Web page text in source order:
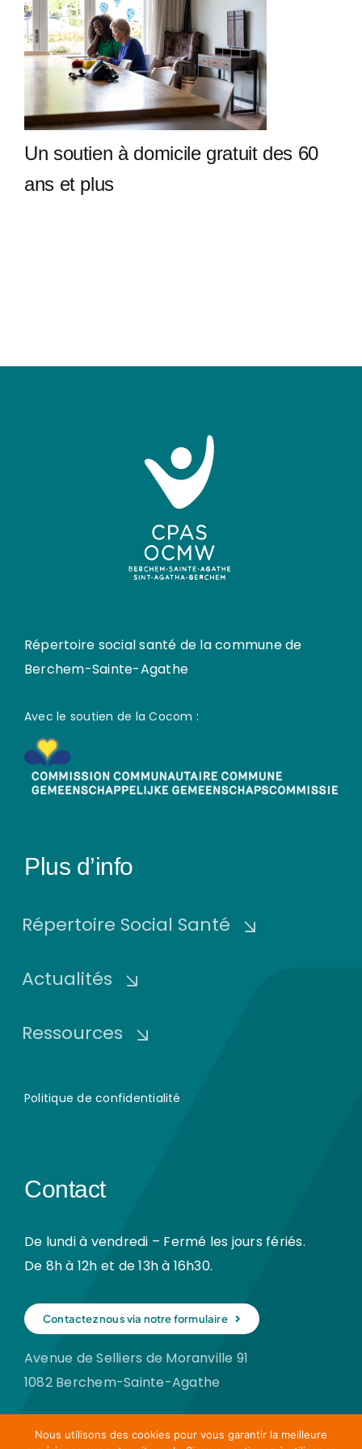
Un soutien à domicile gratuit des 60
ans et plus
Répertoire social santé de la commune de
Berchem-Sainte-Agathe
Avec le soutien de la Cocom :
Plus d’info
Répertoire Social Santé
Actualités
Ressources
Politique de confidentialité
Contact
De lundi à vendredi – Fermé les jours fériés.
De 8h à 12h et de 13h à 16h30.
Contactez nous via notre formulaire
Avenue de Selliers de Moranville 91
1082 Berchem-Sainte-Agathe
Nous utilisons des cookies pour vous garantir la meilleure